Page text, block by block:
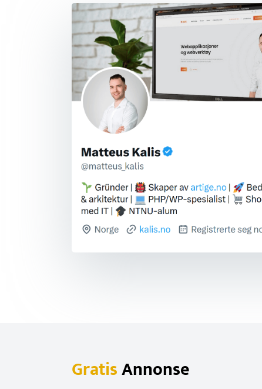
GratisAnnonse